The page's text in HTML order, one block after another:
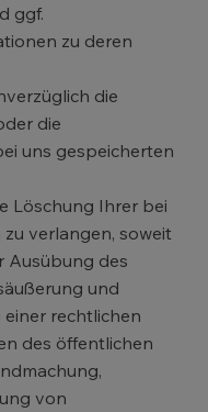
ggf.
zu deren
die
die
uns gespeicherten
Löschung Ihrer bei
verlangen, soweit
Ausübung des
und
rechtlichen
des öffentlichen
von